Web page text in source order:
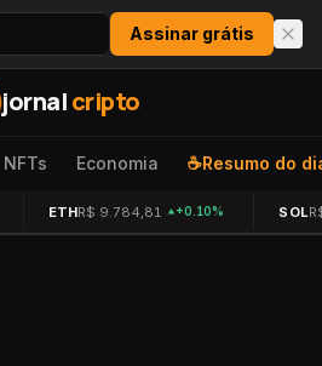
Assinar grátis
jornalcripto
NFTs Economia ☕Resumo do
ETHR$ 9.784,81 +0.10% SOL